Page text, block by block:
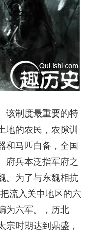
制度最重要的特
地的农民，农隙训
和马匹自备，全国
府兵本泛指军府之
。为了与东魏相抗
流入关中地区的六
为六军。，历北
宗时期达到鼎盛，